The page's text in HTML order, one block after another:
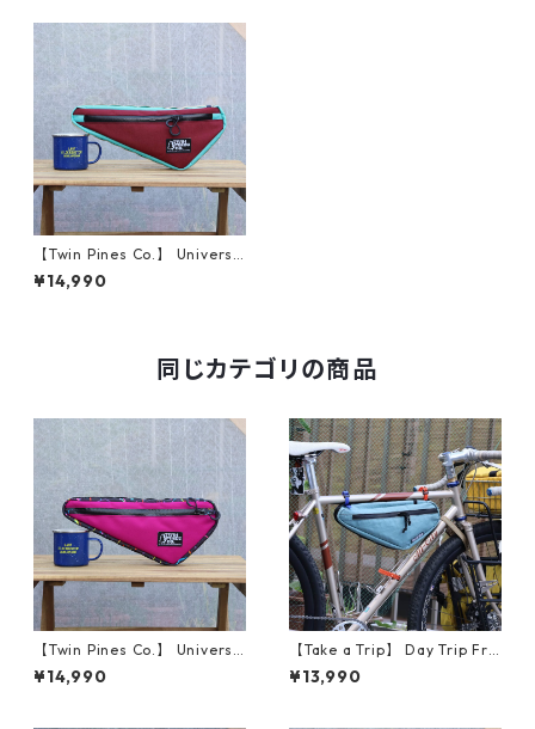
【Twin Pines Co.】 Universa
l Frame Bag (Rust / Aqua)
¥14,990
同じカテゴリの商品
【Twin Pines Co.】 Universa
l Frame Bag (Purple / Splatt
er)
¥14,990
【Take a Trip】 Day Trip Fra
me Bag (Glacier Blue)
¥13,990